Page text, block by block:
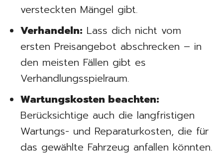
versteckten Mängel gibt.
Verhandeln: Lass dich nicht vom
ersten Preisangebot abschrecken – in
den meisten Fällen gibt es
Verhandlungsspielraum.
Wartungskosten beachten:
Berücksichtige auch die langfristigen
Wartungs- und Reparaturkosten, die für
das gewählte Fahrzeug anfallen könnten.